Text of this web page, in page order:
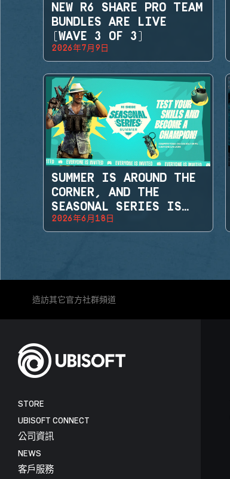
NEW R6 SHARE PRO TEAM
BUNDLES ARE LIVE
(WAVE 3 OF 3)
2026年7月9日
SUMMER IS AROUND THE
CORNER, AND THE
SEASONAL SERIES IS
BACK!
2026年6月18日
造訪其它官方社群頻道
STORE
UBISOFT CONNECT
公司資訊
NEWS
客戶服務